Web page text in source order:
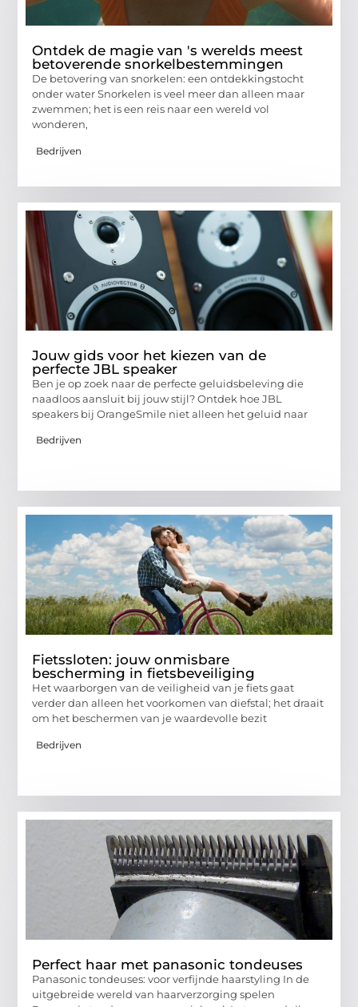
Ontdek de magie van 's werelds meest
betoverende snorkelbestemmingen
De betovering van snorkelen: een ontdekkingstocht
onder water Snorkelen is veel meer dan alleen maar
zwemmen; het is een reis naar een wereld vol
wonderen,
Bedrijven
Jouw gids voor het kiezen van de
perfecte JBL speaker
Ben je op zoek naar de perfecte geluidsbeleving die
naadloos aansluit bij jouw stijl? Ontdek hoe JBL
speakers bij OrangeSmile niet alleen het geluid naar
Bedrijven
Fietssloten: jouw onmisbare
bescherming in fietsbeveiliging
Het waarborgen van de veiligheid van je fiets gaat
verder dan alleen het voorkomen van diefstal; het draait
om het beschermen van je waardevolle bezit
Bedrijven
Perfect haar met panasonic tondeuses
Panasonic tondeuses: voor verfijnde haarstyling In de
uitgebreide wereld van haarverzorging spelen